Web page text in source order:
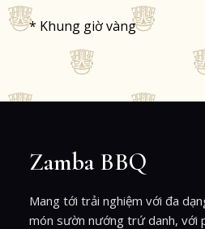
* Khung giờ vàng
Zamba BBQ
Mang tới trải nghiệm với đa
món sườn nướng trứ danh, với